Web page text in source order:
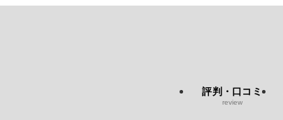
評判・口コミ
review